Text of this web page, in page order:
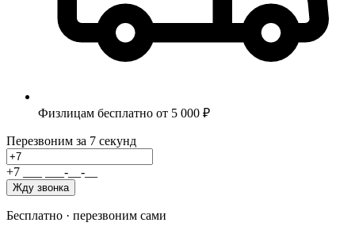
Физлицам бесплатно от 5 000 ₽
Перезвоним за 7 секунд
+7 - -
Жду звонка
Бесплатно · перезвоним сами